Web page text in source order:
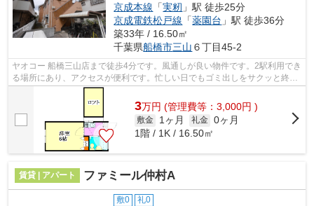
京成本線 「実籾 」駅 徒歩25分
京成電鉄松戸線 「薬園台 」駅 徒歩36分
築33年 / 16.50㎡
千葉県船橋市三山 ６丁目45-2
ヤオコー 船橋三山店まで徒歩4分です。風通しが良い物件です。2駅利用でき
る場所にあり、アクセスが便利です。忙しい日でもゴミ出しをサクッと終え
られるように、敷地内にゴミ置き場を...
3万円 (管理費等：3,000円 )
敷金 1ヶ月 礼金 0ヶ月
1階 / 1K / 16.50㎡
賃貸 | アパート ファミール仲村A
敷0 礼0